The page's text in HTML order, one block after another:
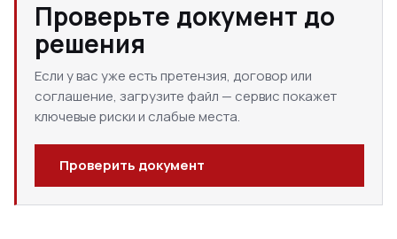
Проверьте документ до
решения
Если у вас уже есть претензия, договор или
соглашение, загрузите файл — сервис покажет
ключевые риски и слабые места.
Проверить документ